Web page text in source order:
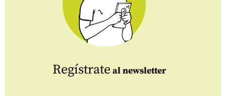
Regístrate al newsletter